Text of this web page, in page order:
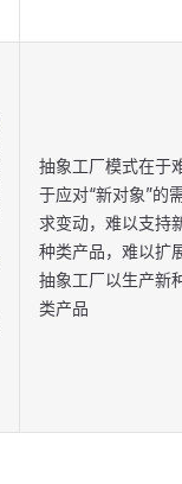
抽象工厂模式在于
于应对“新对象”的
求变动，难以支持
种类产品，难以扩
抽象工厂以生产新
类产品